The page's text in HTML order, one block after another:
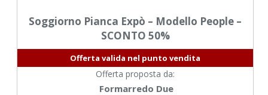
Soggiorno Pianca Expò – Modello People –
SCONTO 50%
Offerta valida nel punto vendita
Offerta proposta da:
Formarredo Due